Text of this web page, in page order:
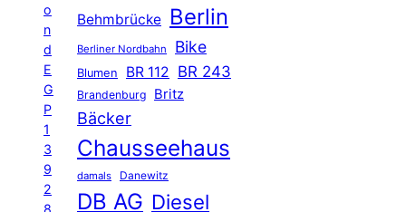
o
n
d
E
G
P
1
3
9
2
8
Behmbrücke Berlin
Berliner Nordbahn Bike
Blumen BR 112 BR 243
Brandenburg Britz
Bäcker
Chausseehaus
damals Danewitz
DB AG Diesel